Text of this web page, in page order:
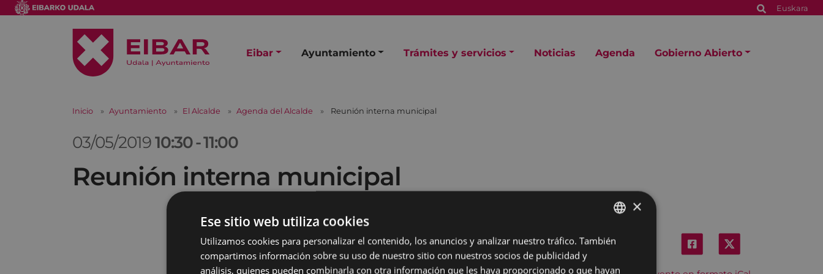
Euskara
Eibar Ayuntamiento Trámites y servicios Noticias Agenda Gobierno Abierto
Inicio Ayuntamiento El Alcalde Agenda del Alcalde Reunión interna municipal
03/05/201910:30-11:00
Reunión interna municipal
BASQUE
×
Ese sitio web utiliza cookies
Utilizamos cookies para personalizar el contenido, los anuncios y analizar nuestro tráfico. También
compartimos información sobre su uso de nuestro sitio con nuestros socios de publicidad y
análisis, quienes pueden combinarla con otra información que les haya proporcionado o que hayan